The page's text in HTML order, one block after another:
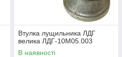
Втулка лущильника ЛДГ
велика ЛДГ-10М05.003
В наявності